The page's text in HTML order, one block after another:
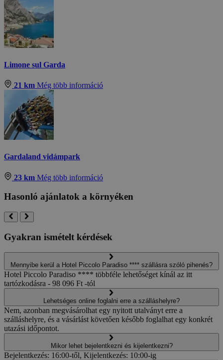
Limone sul Garda
21 km Még több információ
Gardaland vidámpark
23 km Még több információ
Hasonló ajánlatok a környéken
Gyakran ismételt kérdések
Mennyibe kerül a Hotel Piccolo Paradiso **** szállásra szóló pihenés?
Hotel Piccolo Paradiso **** többféle lehetőséget kínál az itt
tartózkodásra - 98 096 Ft -tól
Lehetséges online foglalni erre a szálláshelyre?
Nem, azonban megvásárolhat egy nyitott utalványt erre a
szálláshelyre, és a vásárlást követően később foglalhat egy konkrét
utazási időpontot.
Mikor lehet bejelentkezni és kijelentkezni?
Bejelentkezés: 16:00-től, Kijelentkezés: 10:00-ig